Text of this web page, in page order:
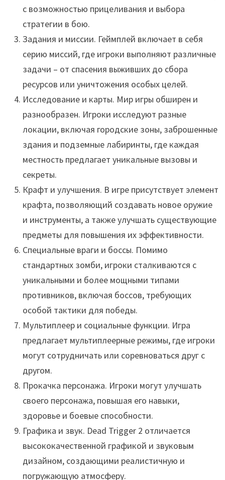
с возможностью прицеливания и выбора
стратегии в бою.
Задания и миссии. Геймплей включает в себя
серию миссий, где игроки выполняют различные
задачи – от спасения выживших до сбора
ресурсов или уничтожения особых целей.
Исследование и карты. Мир игры обширен и
разнообразен. Игроки исследуют разные
локации, включая городские зоны, заброшенные
здания и подземные лабиринты, где каждая
местность предлагает уникальные вызовы и
секреты.
Крафт и улучшения. В игре присутствует элемент
крафта, позволяющий создавать новое оружие
и инструменты, а также улучшать существующие
предметы для повышения их эффективности.
Специальные враги и боссы. Помимо
стандартных зомби, игроки сталкиваются с
уникальными и более мощными типами
противников, включая боссов, требующих
особой тактики для победы.
Мультиплеер и социальные функции. Игра
предлагает мультиплеерные режимы, где игроки
могут сотрудничать или соревноваться друг с
другом.
Прокачка персонажа. Игроки могут улучшать
своего персонажа, повышая его навыки,
здоровье и боевые способности.
Графика и звук. Dead Trigger 2 отличается
высококачественной графикой и звуковым
дизайном, создающими реалистичную и
погружающую атмосферу.